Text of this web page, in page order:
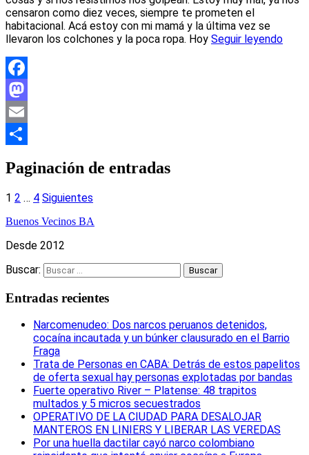
censaron como diez veces, siempre te prometen el
habitacional. Acá estoy con mi mamá y la última vez se
llevaron los colchones y la poca ropa. Hoy Seguir leyendo
Facebook
Mastodon
Email
Paginación de entradas
1 2 … 4 Siguientes
Buenos Vecinos BA
Desde 2012
Buscar:
Entradas recientes
Narcomenudeo: Dos narcos peruanos detenidos,
cocaína incautada y un búnker clausurado en el Barrio
Fraga
Trata de Personas en CABA: Detrás de estos papelitos
de oferta sexual hay personas explotadas por bandas
Fuerte operativo River – Platense: 48 trapitos
multados y 5 micros secuestrados
OPERATIVO DE LA CIUDAD PARA DESALOJAR
MANTEROS EN LINIERS Y LIBERAR LAS VEREDAS
Por una huella dactilar cayó narco colombiano